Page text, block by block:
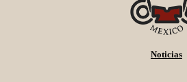
Noticias